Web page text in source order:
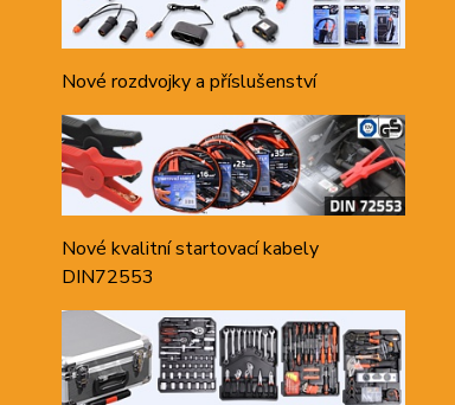
Nové rozdvojky a příslušenství
Nové kvalitní startovací kabely
DIN72553